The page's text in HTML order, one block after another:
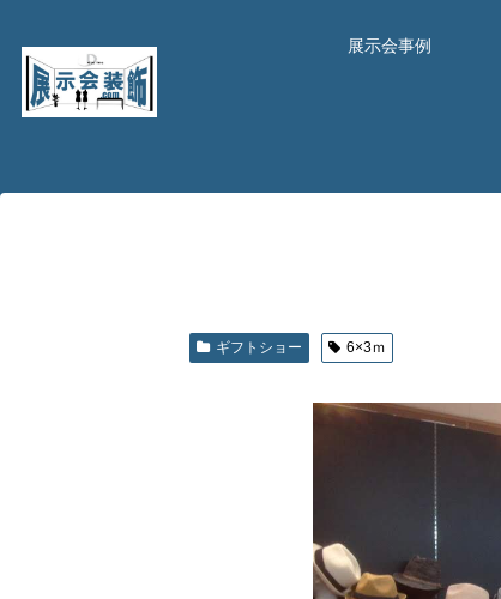
展示会事例
ギフトショー 6×3ｍ